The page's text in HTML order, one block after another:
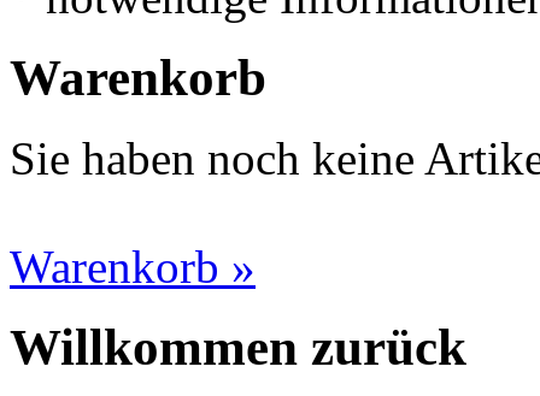
Warenkorb
Sie haben noch keine
Warenkorb »
Willkommen zurück